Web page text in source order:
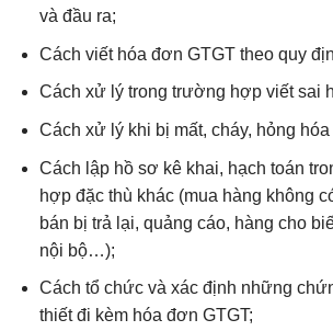
và đầu ra;
Cách viết hóa đơn GTGT theo quy
Cách xử lý trong trường hợp viết sai
Cách xử lý khi bị mất, cháy, hỏng hóa
Cách lập hồ sơ kê khai, hạch toán
hợp đặc thù khác (mua hàng không
bán bị trả lại, quảng cáo, hàng cho
nội bộ…);
Cách tổ chức và xác định những
thiết đi kèm hóa đơn GTGT;